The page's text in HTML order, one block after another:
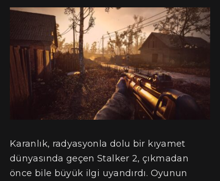
Karanlık, radyasyonla dolu bir kıyamet
dünyasında geçen Stalker 2, çıkmadan
önce bile büyük ilgi uyandırdı. Oyunun